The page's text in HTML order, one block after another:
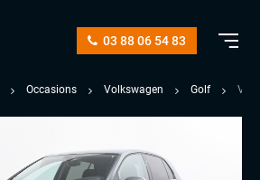
03 88 06 54 83
Occasions Volkswagen Golf VIII